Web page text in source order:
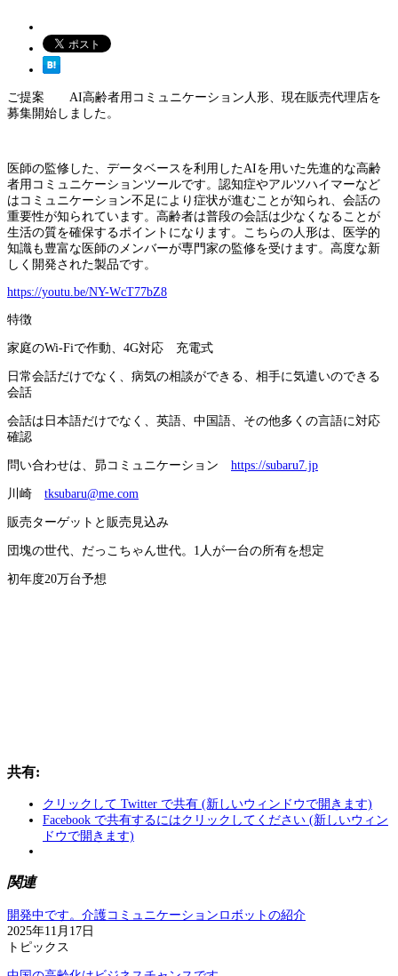
ご提案 AI高齢者用コミュニケーション人形、現在販売代理店を
募集開始しました。
医師の監修した、データベースを利用したAIを用いた先進的な高齢
者用コミュニケーションツールです。認知症やアルツハイマーなど
はコミュニケーション不足により症状が進むことが知られ、会話の
重要性が知られています。高齢者は普段の会話は少なくなることが
生活の質を確保するポイントになります。こちらの人形は、医学的
知識も豊富な医師のメンバーが専門家の監修を受けます。高度な新
しく開発された製品です。
https://youtu.be/NY-WcT77bZ8
特徴
家庭のWi-Fiで作動、4G対応 充電式
日常会話だけでなく、病気の相談ができる、相手に気遣いのできる
会話
会話は日本語だけでなく、英語、中国語、その他多くの言語に対応
確認
問い合わせは、昴コミュニケーション https://subaru7.jp
川崎 tksubaru@me.com
販売ターゲットと販売見込み
団塊の世代、だっこちゃん世代。1人が一台の所有を想定
初年度20万台予想
共有:
クリックして Twitter で共有 (新しいウィンドウで開きます)
Facebook で共有するにはクリックしてください (新しいウィン
ドウで開きます)
関連
開発中です。介護コミュニケーションロボットの紹介
2025年11月17日
トピックス